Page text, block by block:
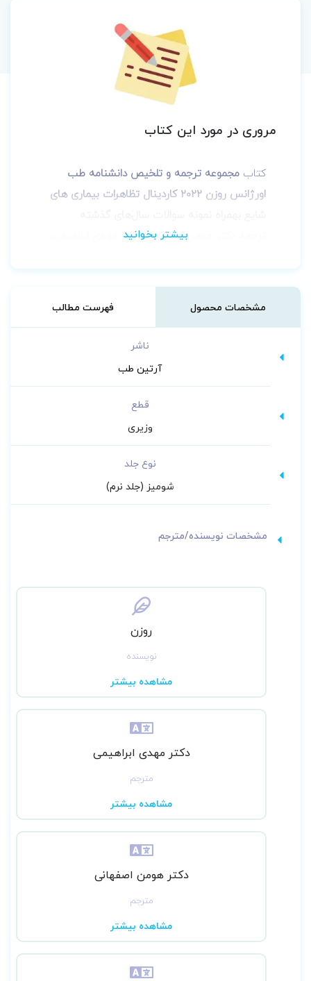
مروری در مورد این کتاب
کتاب مجموعه ترجمه و تلخیص دانشنامه طب
اورژانس روزن 2022 کاردینال تظاهرات بیماری های
دکتر هومن اصفهانی، دکتر مهدی ابراهیمی،
توسط انتشارات آرتین طب
چاپ رسیده است.
مشخصات محصول فهرست مطالب
ناشر
آرتین طب
قطع
وزیری
نوع جلد
شومیز (جلد نرم)
مشخصات نویسنده/مترجم
روزن
نویسنده
مشاهده بیشتر
دکتر مهدی ابراهیمی
مترجم
مشاهده بیشتر
دکتر هومن اصفهانی
مترجم
مشاهده بیشتر